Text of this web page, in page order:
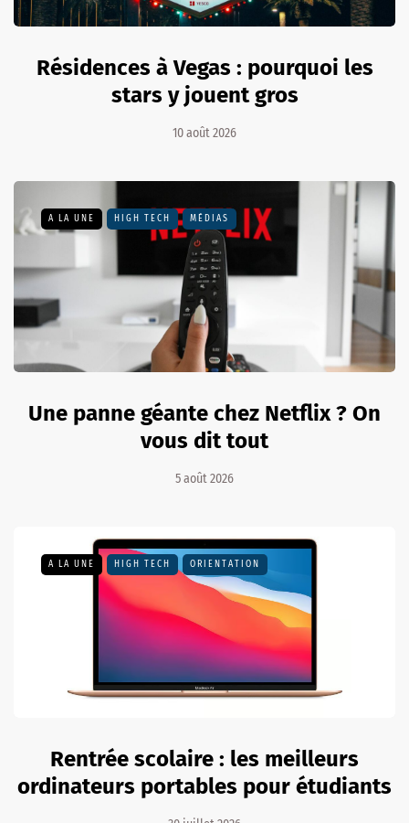
Résidences à Vegas : pourquoi les
stars y jouent gros
10 août 2026
A LA UNE HIGH TECH MÉDIAS
Une panne géante chez Netflix ? On
vous dit tout
5 août 2026
A LA UNE HIGH TECH ORIENTATION
Rentrée scolaire : les meilleurs
ordinateurs portables pour étudiants